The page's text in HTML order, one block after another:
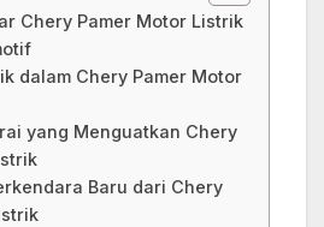
Chery Pamer Motor Listrik
dalam Chery Pamer Motor
yang Menguatkan Chery
Baru dari Chery